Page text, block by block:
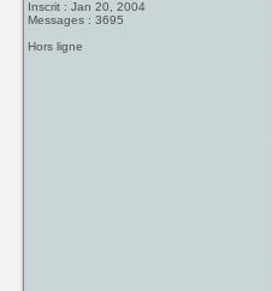
Inscrit : Jan 20, 2004
Messages : 3695
Hors ligne